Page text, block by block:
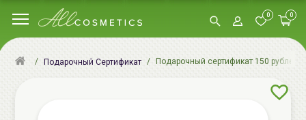
0 0
Подарочный Сертификат Подарочный сертификат 150 рублей